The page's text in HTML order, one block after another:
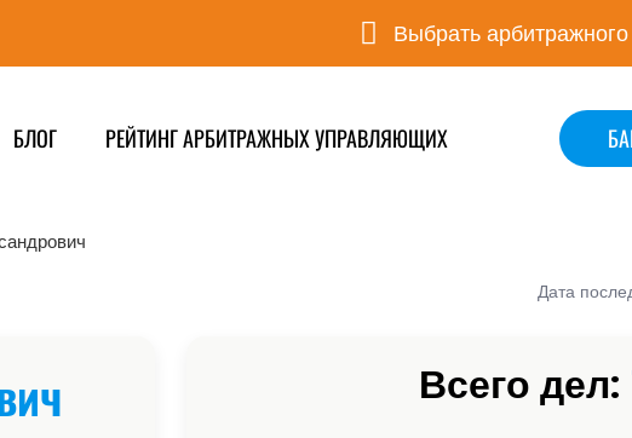
Выбрать
БЛОГ РЕЙТИНГ АРБИТРАЖНЫХ УПРАВЛЯЮЩИХ
Дата
Всего дел: